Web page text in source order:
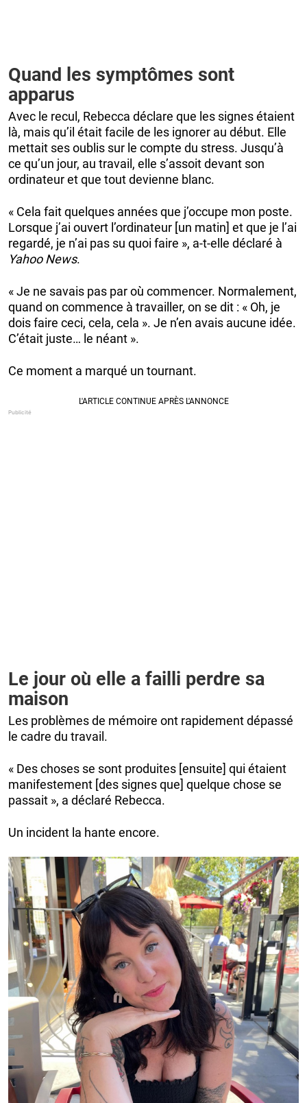
Quand les symptômes sont
apparus
Avec le recul, Rebecca déclare que les signes étaient
là, mais qu’il était facile de les ignorer au début. Elle
mettait ses oublis sur le compte du stress. Jusqu’à
ce qu’un jour, au travail, elle s’assoit devant son
ordinateur et que tout devienne blanc.
« Cela fait quelques années que j’occupe mon poste.
Lorsque j’ai ouvert l’ordinateur [un matin] et que je l’ai
regardé, je n’ai pas su quoi faire », a-t-elle déclaré à
Yahoo News.
« Je ne savais pas par où commencer. Normalement,
quand on commence à travailler, on se dit : « Oh, je
dois faire ceci, cela, cela ». Je n’en avais aucune idée.
C’était juste… le néant ».
Ce moment a marqué un tournant.
Le jour où elle a failli perdre sa
maison
Les problèmes de mémoire ont rapidement dépassé
le cadre du travail.
« Des choses se sont produites [ensuite] qui étaient
manifestement [des signes que] quelque chose se
passait », a déclaré Rebecca.
Un incident la hante encore.